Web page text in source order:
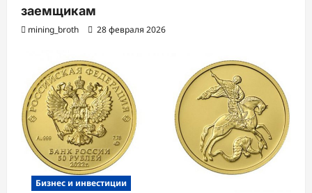
заемщикам
mining_broth 28 февраля 2026
Бизнес и инвестиции